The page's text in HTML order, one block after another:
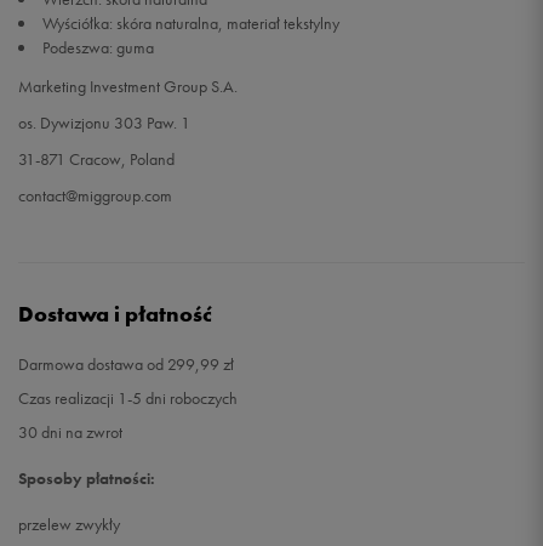
Wyściółka: skóra naturalna, materiał tekstylny
Podeszwa: guma
Marketing Investment Group S.A.
os. Dywizjonu 303 Paw. 1
31-871 Cracow, Poland
contact@miggroup.com
Dostawa i płatność
Darmowa dostawa od 299,99 zł
Czas realizacji 1-5 dni roboczych
30 dni na zwrot
Sposoby płatności:
przelew zwykły